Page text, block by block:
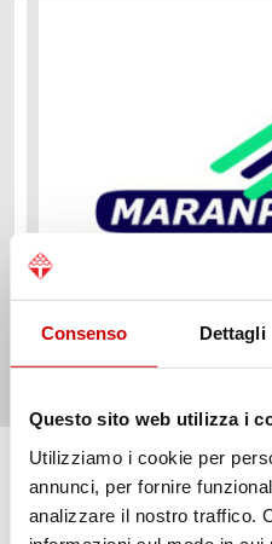
Consenso Dettagli
Questo sito web utilizza i
Utilizziamo i cookie per
annunci, per fornire
analizzare il nostro traffico.
NEWS ED